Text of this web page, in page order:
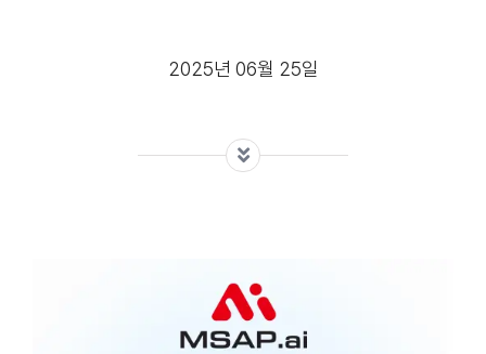
2025년 06월 25일